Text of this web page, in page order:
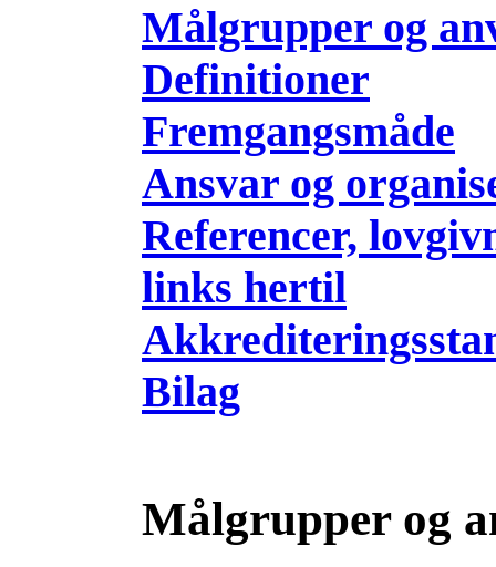
Målgrupper og
Definitioner
Fremgangsmåde
Ansvar og
Referencer,
links hertil
Bilag
Målgrupper og